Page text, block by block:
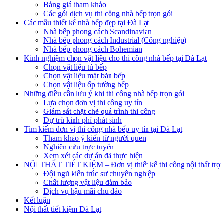
Bảng giá tham khảo
Các gói dịch vụ thi công nhà bếp trọn gói
Các mẫu thiết kế nhà bếp đẹp tại Đà Lạt
Nhà bếp phong cách Scandinavian
Nhà bếp phong cách Industrial (Công nghiệp)
Nhà bếp phong cách Bohemian
Kinh nghiệm chọn vật liệu cho thi công nhà bếp tại Đà Lạt
Chọn vật liệu tủ bếp
Chọn vật liệu mặt bàn bếp
Chọn vật liệu ốp tường bếp
Những điều cần lưu ý khi thi công nhà bếp trọn gói
Lựa chọn đơn vị thi công uy tín
Giám sát chặt chẽ quá trình thi công
Dự trù kinh phí phát sinh
Tìm kiếm đơn vị thi công nhà bếp uy tín tại Đà Lạt
Tham khảo ý kiến từ người quen
Nghiên cứu trực tuyến
Xem xét các dự án đã thực hiện
NỘI THẤT TIẾT KIỆM – Đơn vị thiết kế thi công nội thất
Đội ngũ kiến trúc sư chuyên nghiệp
Chất lượng vật liệu đảm bảo
Dịch vụ hậu mãi chu đáo
Kết luận
Nội thất tiết kiệm Đà Lạt